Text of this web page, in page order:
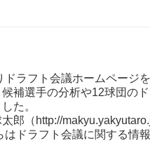
ラフト会議ホームページ
補選手の分析や12球団の
た。
郎（http://
ドラフト会議に関する情